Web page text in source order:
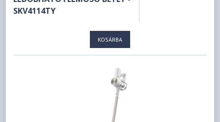
SKV4114TY
KOSÁRBA